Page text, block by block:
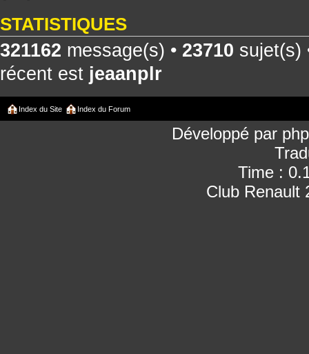
STATISTIQUES
321162 message(s) • 23710 sujet(s)
récent est jeaanplr
Index du Site Index du Forum
Développé par
Time :
Club Renault